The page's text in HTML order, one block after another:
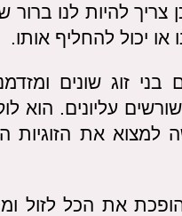
להיות לנו
יכול להחליף אותו.
בני זוג שונים
עליונים. הוא
למצוא את
את הכל לזול